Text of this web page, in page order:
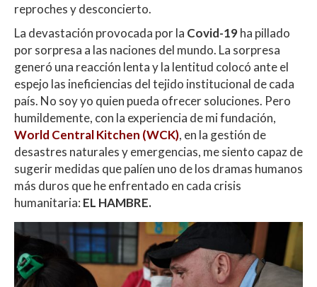
reproches y desconcierto.
La devastación provocada por la Covid-19ha pillado
por sorpresa a las naciones del mundo. La sorpresa
generó una reacción lenta y la lentitud colocó ante el
espejo las ineficiencias del tejido institucional de cada
país. No soy yo quien pueda ofrecer soluciones. Pero
humildemente, con la experiencia de mi fundación,
World Central Kitchen (WCK), en la gestión de
desastres naturales y emergencias, me siento capaz de
sugerir medidas que palíen uno de los dramas humanos
más duros que he enfrentado en cada crisis
humanitaria: EL HAMBRE.